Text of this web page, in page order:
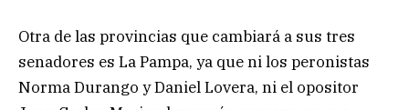
Otra de las provincias que cambiará a sus tres
senadores es La Pampa, ya que ni los peronistas
Norma Durango y Daniel Lovera, ni el opositor